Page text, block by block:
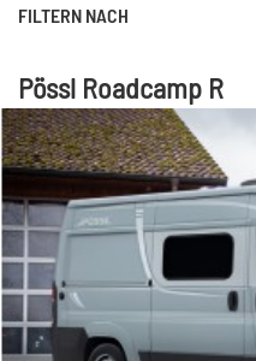
FILTERN NACH
Pössl Roadcamp R